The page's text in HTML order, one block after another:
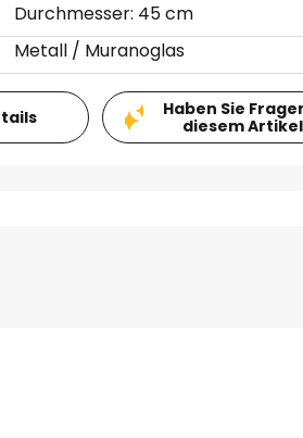
Durchmesser: 45 cm
Metall / Muranoglas
Haben Sie
diesem